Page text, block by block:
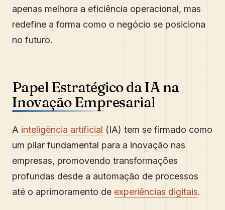
apenas melhora a eficiência operacional, mas
redefine a forma como o negócio se posiciona
no futuro.
Papel Estratégico da IA na
Inovação Empresarial
A inteligência artificial (IA) tem se firmado como
um pilar fundamental para a inovação nas
empresas, promovendo transformações
profundas desde a automação de processos
até o aprimoramento de experiências digitais.